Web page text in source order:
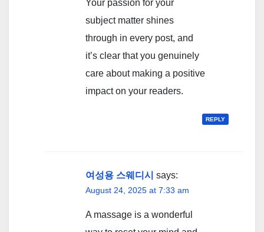
Your passion for your
subject matter shines
through in every post, and
it’s clear that you genuinely
care about making a positive
impact on your readers.
REPLY
여성용 스웨디시 says:
August 24, 2025 at 7:33 am
A massage is a wonderful